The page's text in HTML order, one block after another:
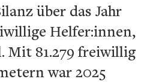
über das Jahr
Helfer:innen,
Mit 81.279 freiwillig
war 2025